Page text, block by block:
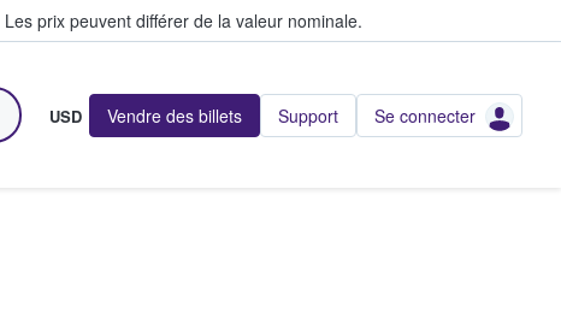
Les prix peuvent différer de la valeur nominale.
USD Vendre des billets Support Se connecter